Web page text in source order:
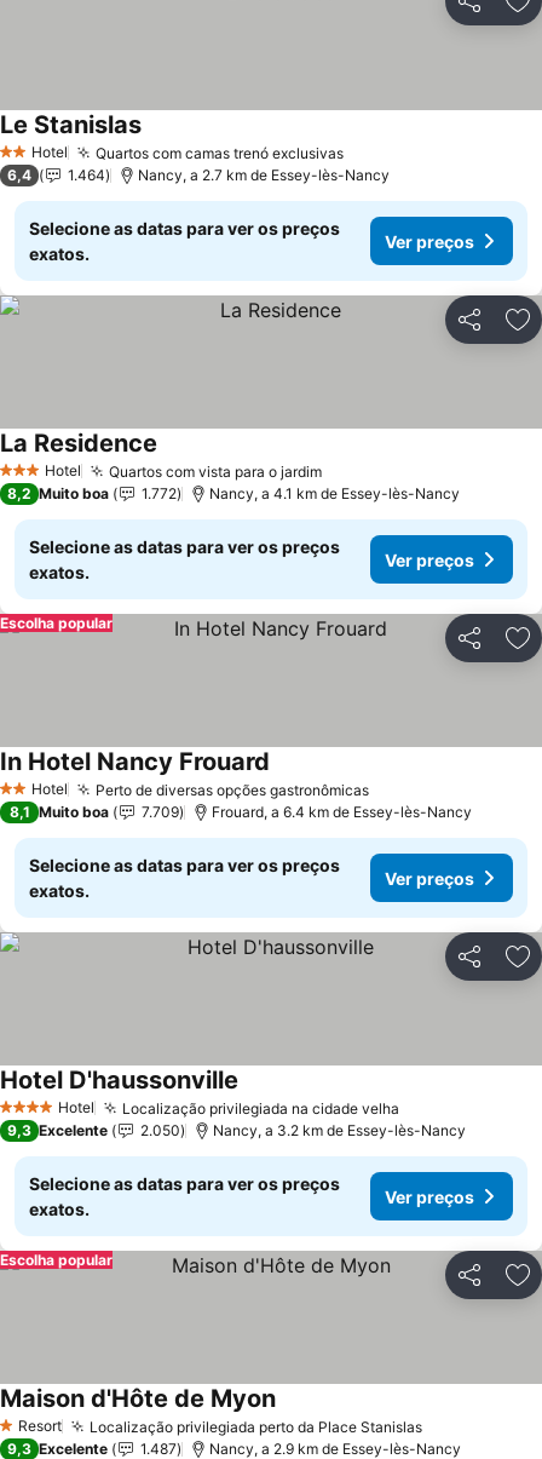
Partilhar
2 Estrelas
Hotel Quartos com camas trenó exclusivasVer preços
Le StanislasVer preços
6,4 1.464 Nancy, a 2.7 km de Essey-lès-Nancy
Selecione as datas para ver os preços
exatos.
Ver preços
Partilhar
3 EstrelasHotel Quartos com vista para o jardimVer preços
La Residence
8,2 Muito boa 1.772 Nancy, a 4.1 km de Essey-lès-Nancy
Selecione as datas para ver os preços
exatos.
Ver preços
Partilhar
Escolha popular
2 Estrelas
Hotel Perto de diversas opções gastronômicasVer preços
In Hotel Nancy Frouard
8,1 Muito boa 7.709 Frouard, a 6.4 km de Essey-lès-Nancy
Selecione as datas para ver os preços
exatos.
Ver preços
Partilhar
4 EstrelasHotel Localização privilegiada na cidade velha
Hotel D'haussonville
9,3 Excelente 2.050 Nancy, a 3.2 km de Essey-lès-Nancy
Selecione as datas para ver os preços
exatos.
Ver preços
Partilhar
Escolha popular
1 Estrelas
Resort Localização privilegiada perto da Place StanislasVer preços
Maison d'Hôte de MyonVer preços
9,3 Excelente 1.487 Nancy, a 2.9 km de Essey-lès-Nancy